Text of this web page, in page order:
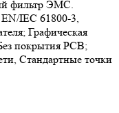
фильтр ЭМС.
IEC 61800-3,
Графическая
покрытия РСВ;
Стандартные точки